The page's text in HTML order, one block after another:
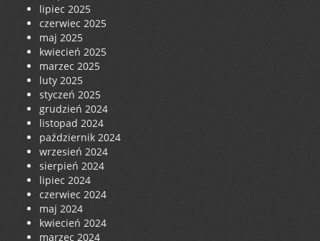
lipiec 2025
czerwiec 2025
maj 2025
kwiecień 2025
marzec 2025
luty 2025
styczeń 2025
grudzień 2024
listopad 2024
październik 2024
wrzesień 2024
sierpień 2024
lipiec 2024
czerwiec 2024
maj 2024
kwiecień 2024
marzec 2024